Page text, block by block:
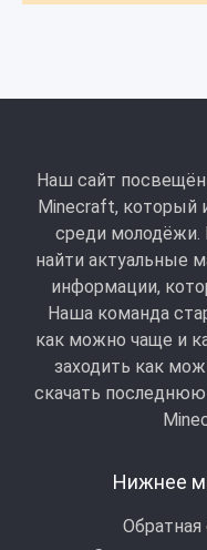
Наш сайт посвещён
Minecraft, который
среди
найти актуальные
информации,
Наша команда
как можно чаще и
заходить как
скачать
Нижнее
Обратная